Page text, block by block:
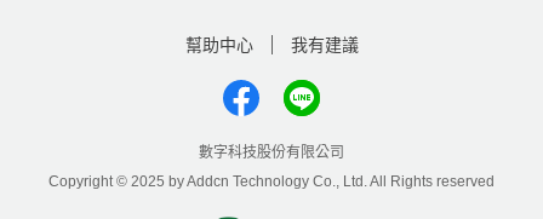
幫助中心 我有建議
數字科技股份有限公司
Copyright © 2025 by Addcn Technology Co., Ltd. All Rights reserved